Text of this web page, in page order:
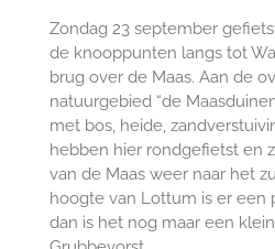
Zondag 23 september
de knooppunten langs tot
brug over de Maas. Aan de
natuurgebied “de
met bos, heide,
hebben hier rondgefietst en
van de Maas weer naar het
hoogte van Lottum is er een
dan is het nog maar een